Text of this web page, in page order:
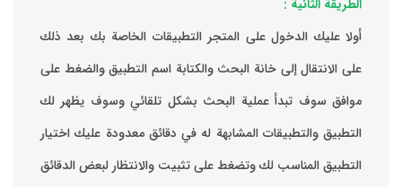
الطريقة الثانية :
‏أولا عليك الدخول على المتجر التطبيقات الخاصة بك ‏بعد ذلك
على الانتقال إلى خانة البحث والكتابة اسم التطبيق والضغط على
موافق ‏سوف تبدأ عملية البحث بشكل تلقائي وسوف يظهر لك
التطبيق والتطبيقات المشابهة له في دقائق معدودة ‏عليك اختيار
التطبيق المناسب لك وتضغط على تثبيت والانتظار لبعض الدقائق